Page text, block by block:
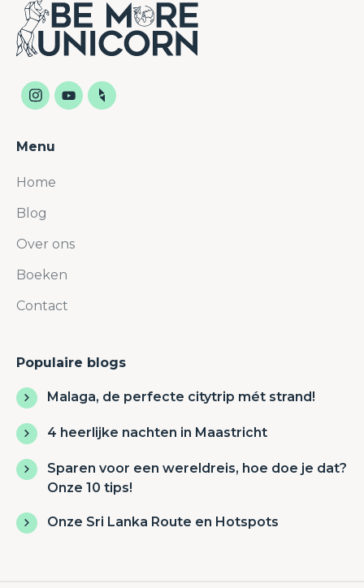
Menu
Home
Blog
Over ons
Boeken
Contact
Populaire blogs
Malaga, de perfecte citytrip mét strand!
4 heerlijke nachten in Maastricht
Sparen voor een wereldreis, hoe doe je dat?
Onze 10 tips!
Onze Sri Lanka Route en Hotspots